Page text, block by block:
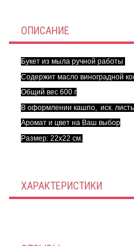
ОПИСАНИЕ
Букет из мыла ручной работы
Содержит масло виноградной
Общий вес 600 г
В оформлении кашпо, иск.
Аромат и цвет на Ваш выбор
Размер: 22х22 см.
ХАРАКТЕРИСТИКИ